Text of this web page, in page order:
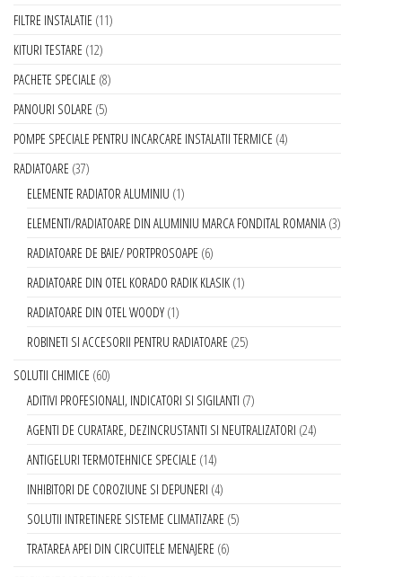
FILTRE INSTALATIE 11
KITURI TESTARE 12
PACHETE SPECIALE 8
PANOURI SOLARE 5
POMPE SPECIALE PENTRU INCARCARE INSTALATII TERMICE 4
RADIATOARE 37
ELEMENTE RADIATOR ALUMINIU 1
ELEMENTI/RADIATOARE DIN ALUMINIU MARCA FONDITAL ROMANIA 3
RADIATOARE DE BAIE/ PORTPROSOAPE 6
RADIATOARE DIN OTEL KORADO RADIK KLASIK 1
RADIATOARE DIN OTEL WOODY 1
ROBINETI SI ACCESORII PENTRU RADIATOARE 25
SOLUTII CHIMICE 60
ADITIVI PROFESIONALI, INDICATORI SI SIGILANTI 7
AGENTI DE CURATARE, DEZINCRUSTANTI SI NEUTRALIZATORI 24
ANTIGELURI TERMOTEHNICE SPECIALE 14
INHIBITORI DE COROZIUNE SI DEPUNERI 4
SOLUTII INTRETINERE SISTEME CLIMATIZARE 5
TRATAREA APEI DIN CIRCUITELE MENAJERE 6